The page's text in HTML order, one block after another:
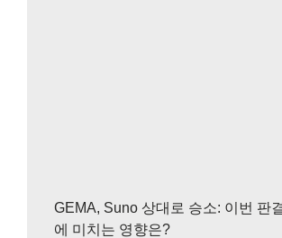
GEMA, Suno 상대로 승소: 이번 판
에 미치는 영향은?